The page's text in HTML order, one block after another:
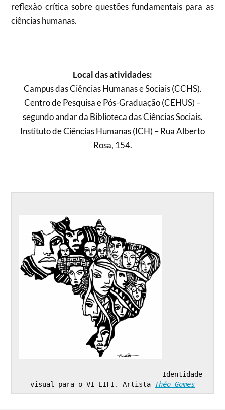
reflexão crítica sobre questões fundamentais para as
ciências humanas.
Local das atividades:
Campus das Ciências Humanas e Sociais (CCHS).
Centro de Pesquisa e Pós-Graduação (CEHUS) –
segundo andar da Biblioteca das Ciências Sociais.
Instituto de Ciências Humanas (ICH) – Rua Alberto
Rosa, 154.
Identidade
visual para o VI EIFI. Artista Théo Gomes